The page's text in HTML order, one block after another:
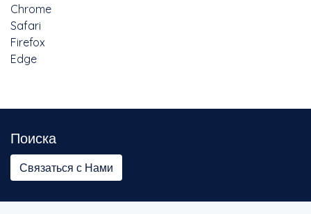
Chrome
Safari
Firefox
Edge
Поиска
Связаться с Нами